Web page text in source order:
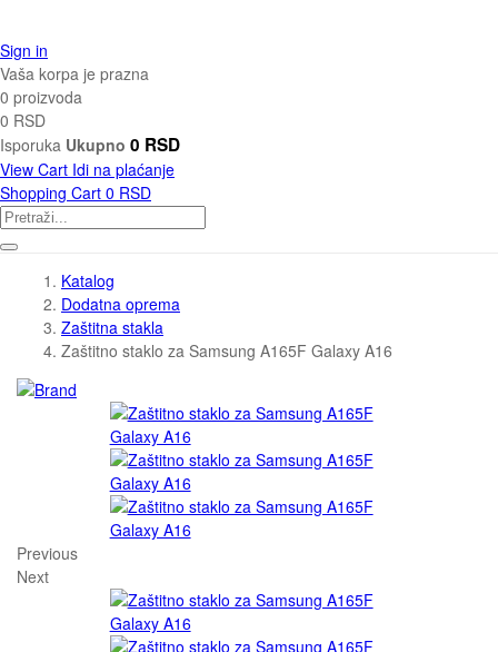
Sign in
Vaša korpa je prazna
0 proizvoda
0 RSD
Isporuka Ukupno 0 RSD
View Cart Idi na plaćanje
Shopping Cart 0 RSD
Katalog
Dodatna oprema
Zaštitna stakla
Zaštitno staklo za Samsung A165F Galaxy A16
Previous
Next